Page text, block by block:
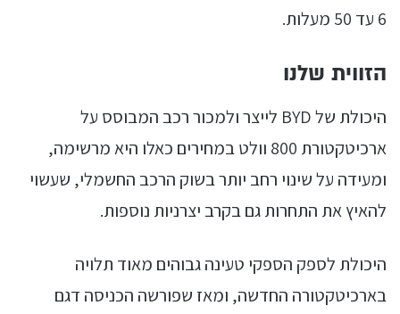
6 עד 50 מעלות.
הזווית שלנו
היכולת של BYD לייצר ולמכור רכב המבוסס על
ארכיטקטורת 800 וולט במחירים כאלו היא מרשימה,
ומעידה על שינוי רחב יותר בשוק הרכב החשמלי, שעשוי
להאיץ את התחרות גם בקרב יצרניות נוספות.
היכולת לספק הספקי טעינה גבוהים מאוד תלויה
בארכיטקטורה החדשה, ומאז שפורשה הכניסה דגם